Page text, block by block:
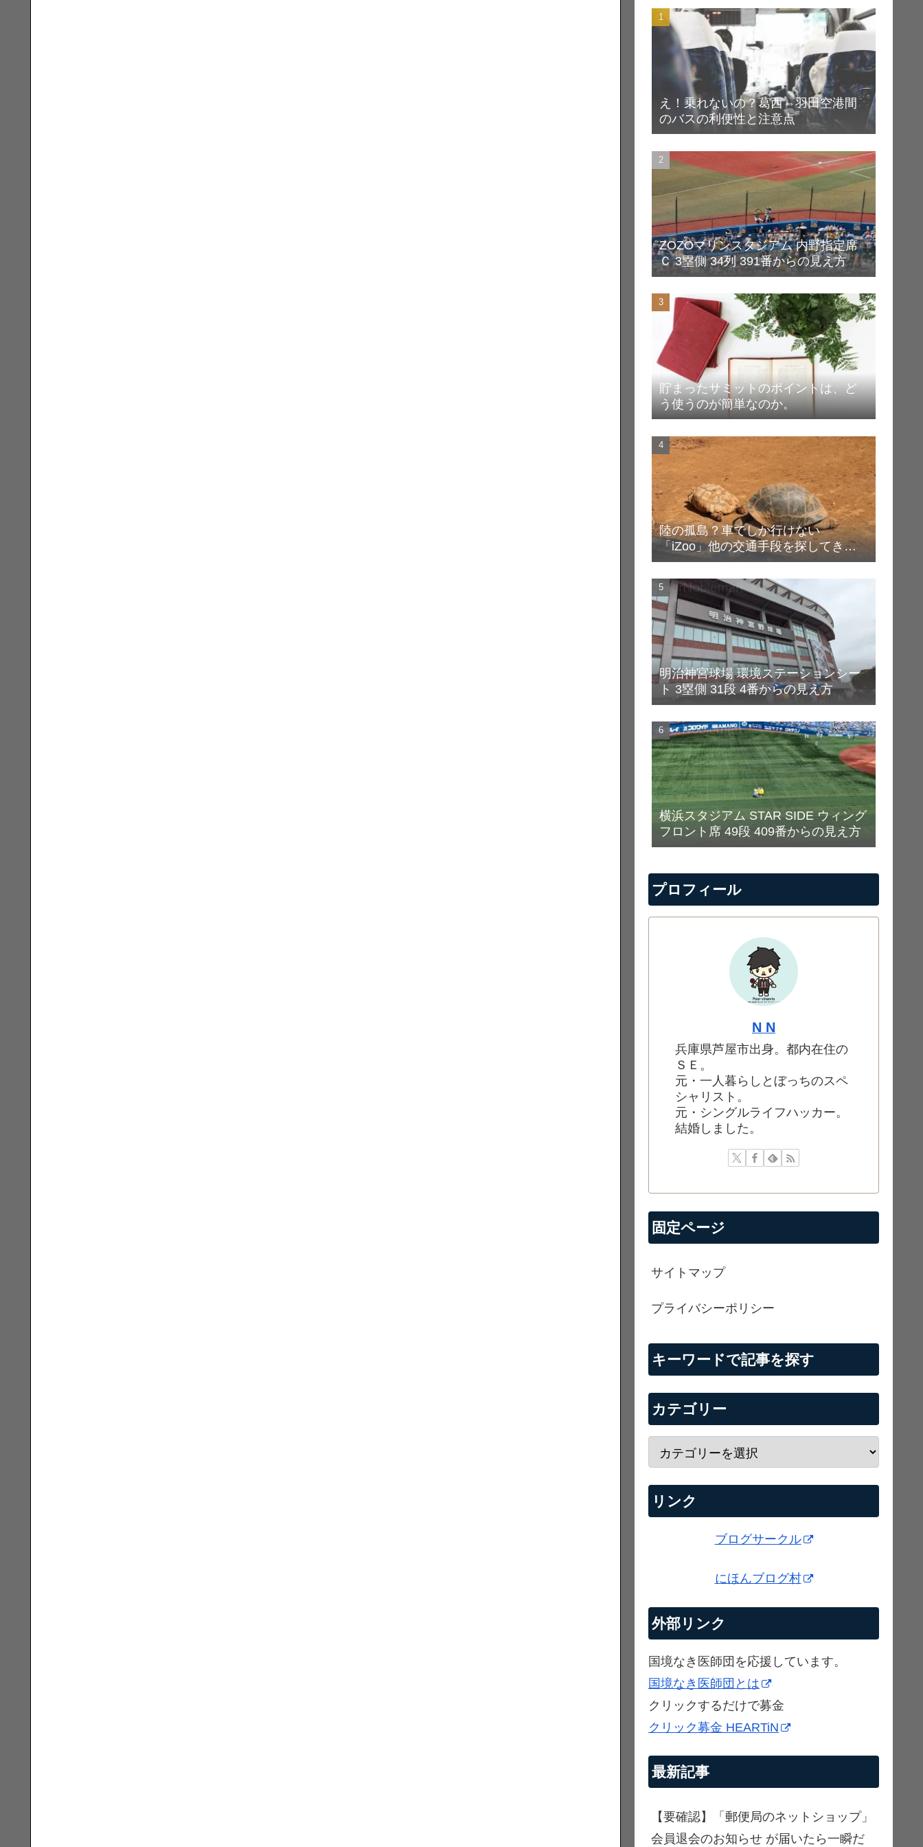
え！乗れないの？葛西⇔羽田空港間
のバスの利便性と注意点
ZOZOマリンスタジアム 内野指定席
Ｃ 3塁側 34列 391番からの見え方
貯まったサミットのポイントは、ど
う使うのが簡単なのか。
陸の孤島？車でしか行けない
「iZoo」他の交通手段を探してき
た！
明治神宮球場 環境ステーションシー
ト 3塁側 31段 4番からの見え方
横浜スタジアム STAR SIDE ウィング
フロント席 49段 409番からの見え方
プロフィール
N N
兵庫県芦屋市出身。都内在住の
ＳＥ。
元・一人暮らしとぼっちのスペ
シャリスト。
元・シングルライフハッカー。
結婚しました。
固定ページ
サイトマップ
プライバシーポリシー
キーワードで記事を探す
カテゴリー
リンク
ブログサークル
にほんブログ村
外部リンク
国境なき医師団を応援しています。
国境なき医師団とは
クリックするだけで募金
クリック募金 HEARTiN
最新記事
【要確認】「郵便局のネットショップ」
会員退会のお知らせ が届いたら一瞬だ